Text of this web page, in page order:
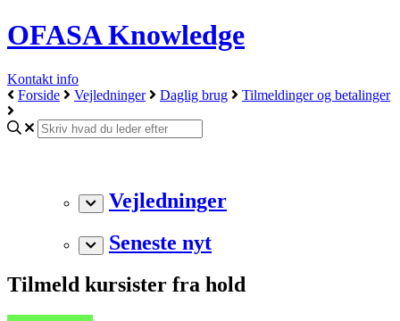
OFASA Knowledge
Kontakt info
Forside
Vejledninger Daglig brug Tilmeldinger og betalinger
Vejledninger
Seneste nyt
Tilmeld kursister fra hold